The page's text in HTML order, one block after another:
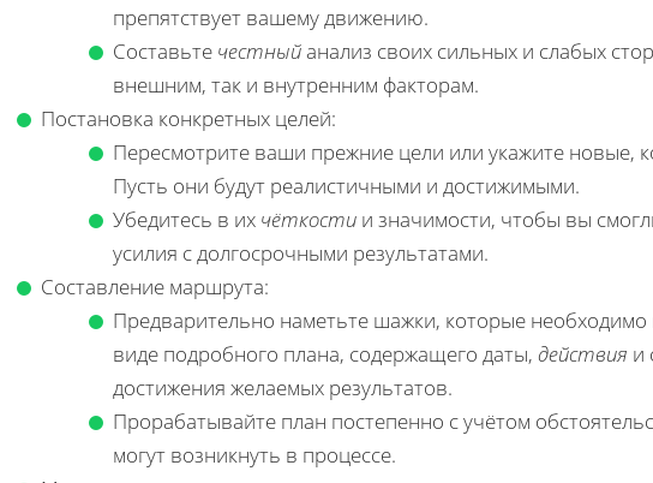
препятствует вашему движению.
Составьте честныйанализ своих сильных и слабых
внешним, так и внутренним факторам.
Постановка конкретных целей:
Пересмотрите ваши прежние цели или укажите новые,
Пусть они будут реалистичными и достижимыми.
Убедитесь в их чёткости и значимости, чтобы вы
усилия с долгосрочными результатами.
Составление маршрута:
Предварительно наметьте шажки, которые необходимо
виде подробного плана, содержащего даты, действия и
достижения желаемых результатов.
Прорабатывайте план постепенно с учётом
могут возникнуть в процессе.